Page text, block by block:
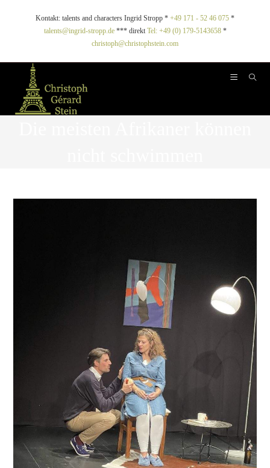
Kontakt: talents and characters Ingrid Stropp * +49 171 - 52 46 075 *
talents@ingrid-stropp.de*** direkt Tel: +49 (0) 179-5143658*
christoph@christophstein.com